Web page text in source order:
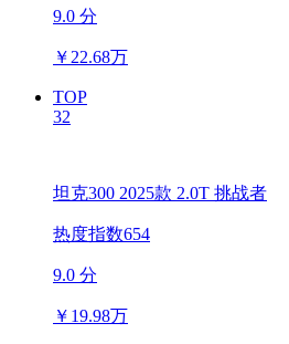
9.0 分
￥ 22.68万
TOP
32
坦克300 2025款 2.0T 挑战者
热度指数654
9.0 分
￥ 19.98万